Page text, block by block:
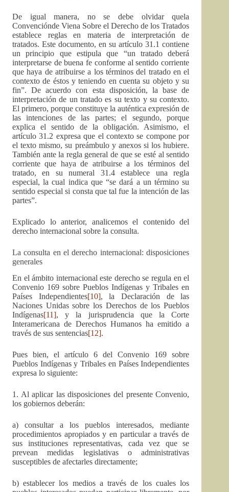
De igual manera, no se debe olvidar quela
Convenciónde Viena Sobre el Derecho de los Tratados
establece reglas en materia de interpretación de
tratados. Este documento, en su artículo 31.1 contiene
un principio que estipula que “un tratado deberá
interpretarse de buena fe conforme al sentido corriente
que haya de atribuirse a los términos del tratado en el
contexto de éstos y teniendo en cuenta su objeto y su
fin”. De acuerdo con esta disposición, la base de
interpretación de un tratado es su texto y su contexto.
El primero, porque constituye la auténtica expresión de
las intenciones de las partes; el segundo, porque
explica el sentido de la obligación. Asimismo, el
artículo 31.2 expresa que el contexto se compone por
el texto mismo, su preámbulo y anexos si los hubiere.
También ante la regla general de que se esté al sentido
corriente que haya de atribuirse a los términos del
tratado, en su numeral 31.4 establece una regla
especial, la cual indica que “se dará a un término su
sentido especial si consta que tal fue la intención de las
partes”.
Explicado lo anterior, analicemos el contenido del
derecho internacional sobre la consulta.
La consulta en el derecho internacional: disposiciones
generales
En el ámbito internacional este derecho se regula en el
Convenio 169 sobre Pueblos Indígenas y Tribales en
Países Independientes[10], la Declaración de las
Naciones Unidas sobre los Derechos de los Pueblos
Indígenas[11], y la jurisprudencia que la Corte
Interamericana de Derechos Humanos ha emitido a
través de sus sentencias[12].
Pues bien, el artículo 6 del Convenio 169 sobre
Pueblos Indígenas y Tribales en Países Independientes
expresa lo siguiente:
1. Al aplicar las disposiciones del presente Convenio,
los gobiernos deberán:
a) consultar a los pueblos interesados, mediante
procedimientos apropiados y en particular a través de
sus instituciones representativas, cada vez que se
prevean medidas legislativas o administrativas
susceptibles de afectarles directamente;
b) establecer los medios a través de los cuales los